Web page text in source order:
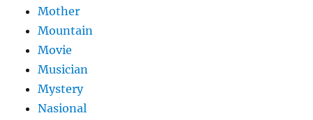
Mother
Mountain
Movie
Musician
Mystery
Nasional